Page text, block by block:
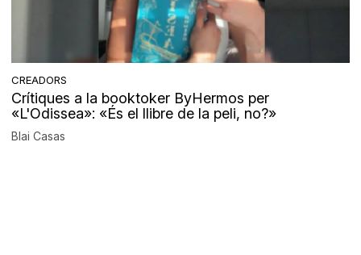
CREADORS
Crítiques a la booktoker ByHermos per
«L'Odissea»: «És el llibre de la peli, no?»
Blai Casas